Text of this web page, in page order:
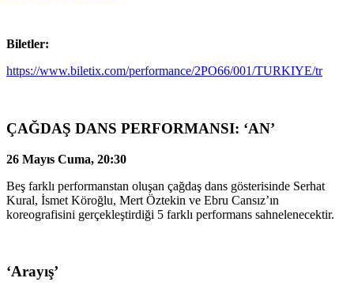
Biletler:
https://www.biletix.com/performance/2PO66/001/TURKIYE/tr
ÇAĞDAŞ DANS PERFORMANSI: ‘AN’
26 Mayıs Cuma, 20:30
Beş farklı performanstan oluşan çağdaş dans gösterisinde Serhat
Kural, İsmet Köroğlu, Mert Öztekin ve Ebru Cansız’ın
koreografisini gerçekleştirdiği 5 farklı performans sahnelenecektir.
‘Arayış’